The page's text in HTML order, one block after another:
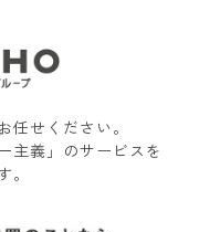
任せください。
主義」のサービスを
。